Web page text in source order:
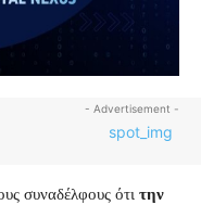
- Advertisement -
συναδέλφους ότι την